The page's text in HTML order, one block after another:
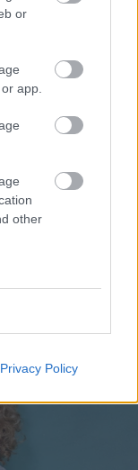
or
app.
other
Privacy Policy
sok
mert
De nem
az életébe,